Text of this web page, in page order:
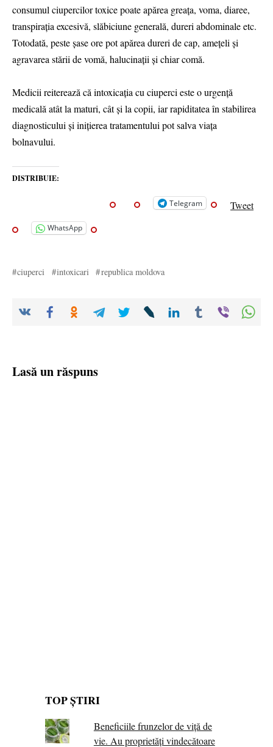
consumul ciupercilor toxice poate apărea greața, voma, diaree,
transpirația excesivă, slăbiciune generală, dureri abdominale etc.
Totodată, peste șase ore pot apărea dureri de cap, amețeli și
agravarea stării de vomă, halucinații și chiar comă.
Medicii reiterează că intoxicația cu ciuperci este o urgență
medicală atât la maturi, cât şi la copii, iar rapiditatea în stabilirea
diagnosticului şi inițierea tratamentului pot salva viața
bolnavului.
DISTRIBUIE:
Telegram Tweet
WhatsApp
ciuperci intoxicari republica moldova
Lasă un răspuns
TOP ȘTIRI
Beneficiile frunzelor de viță de
vie. Au proprietăţi vindecătoare